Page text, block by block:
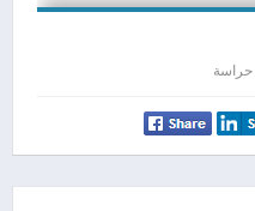
حراسة